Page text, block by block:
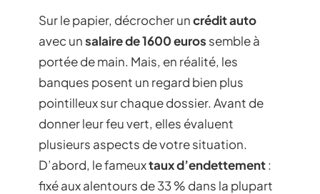
Sur le papier, décrocher uncrédit auto
avec unsalaire de 1600 euros semble à
portée de main. Mais, en réalité, les
banques posent un regard bien plus
pointilleux sur chaque dossier. Avant de
donner leur feu vert, elles évaluent
plusieurs aspects de votre situation.
D’abord, le fameuxtaux d’endettement:
fixé aux alentours de 33 % dans la plupart